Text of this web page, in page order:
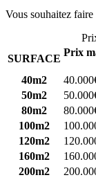
Vous souhaitez
SURFACE
Prix
40m2
50m2
80m2
100m2
120m2
160m2
200m2